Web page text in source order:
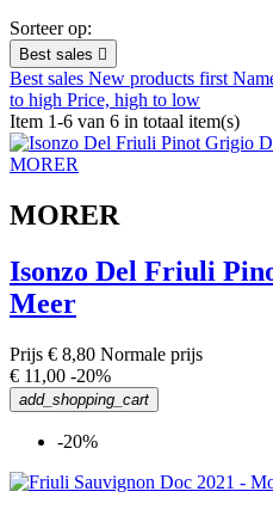
Sorteer op:
Best sales 
Best sales New products first
to high Price, high to low
Item 1-6 van 6 in totaal item(s)
MORER
Isonzo Del Friuli
Meer
Prijs € 8,80 Normale prijs
€ 11,00 -20%
add_shopping_cart
-20%